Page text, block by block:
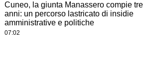
Cuneo, la giunta Manassero compie tre
anni: un percorso lastricato di insidie
amministrative e politiche
07:02